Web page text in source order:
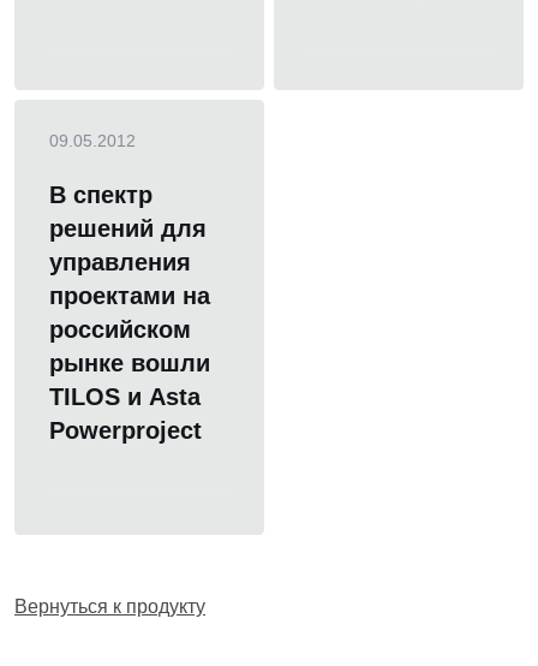
09.05.2012
В спектр
решений для
управления
проектами на
российском
рынке вошли
TILOS и Asta
Powerproject
Вернуться к продукту